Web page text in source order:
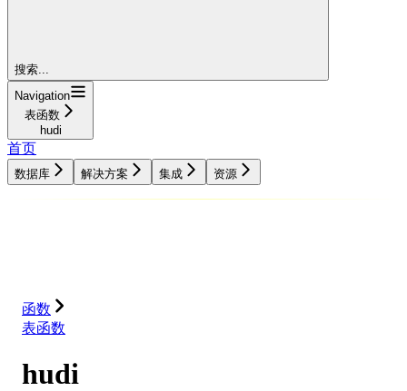
搜索...
Navigation
表函数
hudi
首页
数据库 解决方案 集成 资源
函数
表函数
hudi